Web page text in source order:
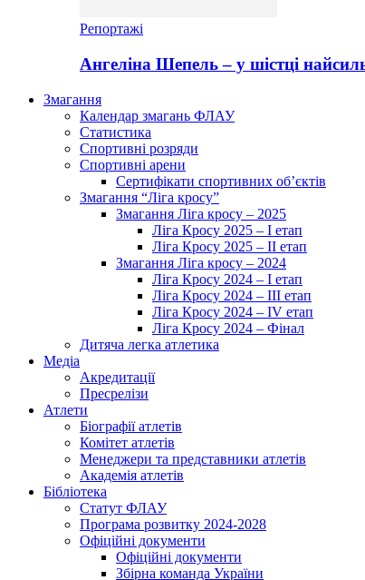
Репортажі
Ангеліна Шепель – у шістці
Змагання
Календар змагань ФЛАУ
Статистика
Спортивні розряди
Спортивні арени
Сертифікати спортивних об’єктів
Змагання “Ліга кросу”
Змагання Ліга кросу – 2025
Ліга Кросу 2025 – I етап
Ліга Кросу 2025 – II етап
Змагання Ліга кросу – 2024
Ліга Кросу 2024 – I етап
Ліга Кросу 2024 – III етап
Ліга Кросу 2024 – IV етап
Ліга Кросу 2024 – Фінал
Дитяча легка атлетика
Медіа
Акредитації
Пресрелізи
Атлети
Біографії атлетів
Комітет атлетів
Менеджери та представники атлетів
Академія атлетів
Бібліотека
Статут ФЛАУ
Програма розвитку 2024-2028
Офіційні документи
Офіційні документи
Збірна команда України